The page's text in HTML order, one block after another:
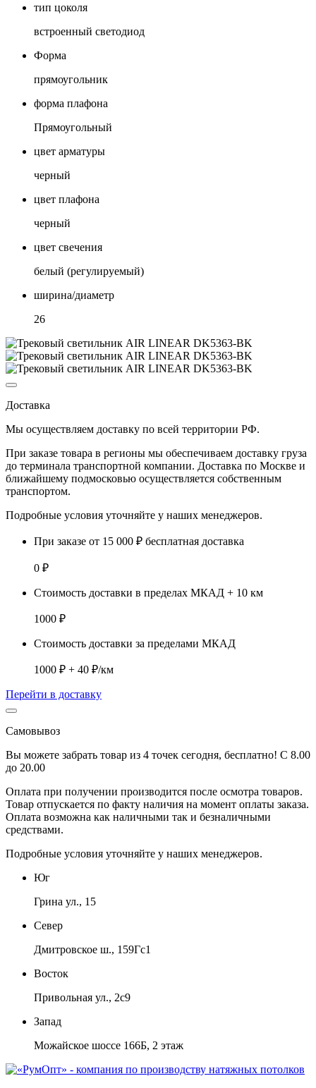
тип цоколя
встроенный светодиод
Форма
прямоугольник
форма плафона
Прямоугольный
цвет арматуры
черный
цвет плафона
черный
цвет свечения
белый (регулируемый)
ширина/диаметр
26
Доставка
Мы осуществляем доставку по всей территории РФ.
При заказе товара в регионы мы обеспечиваем доставку груза
до терминала транспортной компании. Доставка по Москве и
ближайшему подмосковью осуществляется собственным
транспортом.
Подробные условия уточняйте у наших менеджеров.
При заказе от 15 000 ₽ бесплатная доставка
0 ₽
Стоимость доставки в пределах МКАД + 10 км
1000 ₽
Стоимость доставки за пределами МКАД
1000 ₽ + 40 ₽/км
Перейти в доставку
Самовывоз
Вы можете забрать товар из 4 точек сегодня, бесплатно! С 8.00
до 20.00
Оплата при получении производится после осмотра товаров.
Товар отпускается по факту наличия на момент оплаты заказа.
Оплата возможна как наличными так и безналичными
средствами.
Подробные условия уточняйте у наших менеджеров.
Юг
Грина ул., 15
Север
Дмитровское ш., 159Гс1
Восток
Привольная ул., 2с9
Запад
Можайское шоссе 166Б, 2 этаж